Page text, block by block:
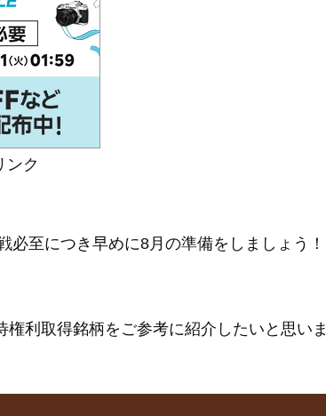
ンク
至につき早めに8月の準備をしましょう！
利取得銘柄をご参考に紹介したいと思いま